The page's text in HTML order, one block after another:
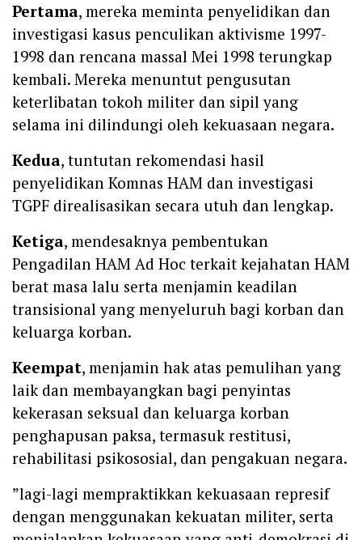
Pertama, mereka meminta penyelidikan dan
investigasi kasus penculikan aktivisme 1997-
1998 dan rencana massal Mei 1998 terungkap
kembali. Mereka menuntut pengusutan
keterlibatan tokoh militer dan sipil yang
selama ini dilindungi oleh kekuasaan negara.
Kedua, tuntutan rekomendasi hasil
penyelidikan Komnas HAM dan investigasi
TGPF direalisasikan secara utuh dan lengkap.
Ketiga, mendesaknya pembentukan
Pengadilan HAM Ad Hoc terkait kejahatan HAM
berat masa lalu serta menjamin keadilan
transisional yang menyeluruh bagi korban dan
keluarga korban.
Keempat, menjamin hak atas pemulihan yang
laik dan membayangkan bagi penyintas
kekerasan seksual dan keluarga korban
penghapusan paksa, termasuk restitusi,
rehabilitasi psikososial, dan pengakuan negara.
‎”lagi-lagi mempraktikkan kekuasaan represif
dengan menggunakan kekuatan militer, serta